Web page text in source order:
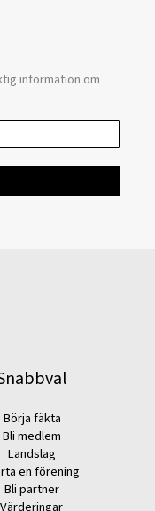
information om
Börja fäkta
Bli medlem
Landslag
en förening
Bli partner
Värderingar